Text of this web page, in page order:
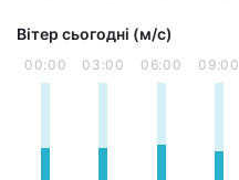
Вітер сьогодні (м/с)
00:00 03:00 06:00 09:00